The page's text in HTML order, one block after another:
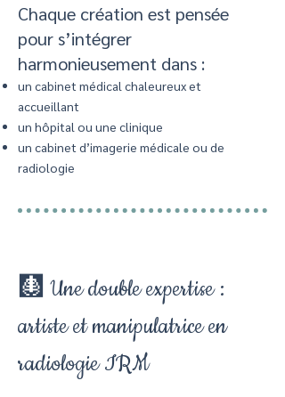
Chaque création est pensée
pour s’intégrer
harmonieusement dans :
un cabinet médical chaleureux et
accueillant
un hôpital ou une clinique
un cabinet d’imagerie médicale ou de
radiologie
🩻 Une double expertise :
artiste et manipulatrice en
radiologie IRM